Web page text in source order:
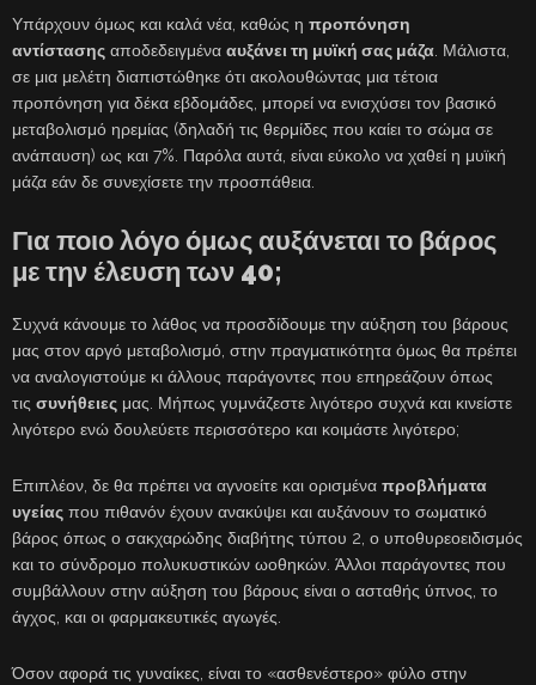
Υπάρχουν όμως και καλά νέα, καθώς η προπόνηση
αντίστασης αποδεδειγμένα αυξάνει τη μυϊκή σας μάζα . Μάλιστα,
σε μια μελέτη διαπιστώθηκε ότι ακολουθώντας μια τέτοια
προπόνηση για δέκα εβδομάδες, μπορεί να ενισχύσει τον βασικό
μεταβολισμό ηρεμίας (δηλαδή τις θερμίδες που καίει το σώμα σε
ανάπαυση) ως και 7%. Παρόλα αυτά, είναι εύκολο να χαθεί η μυϊκή
μάζα εάν δε συνεχίσετε την προσπάθεια.
Για ποιο λόγο όμως αυξάνεται το βάρος
με την έλευση των 40;
Συχνά κάνουμε το λάθος να προσδίδουμε την αύξηση του βάρους
μας στον αργό μεταβολισμό, στην πραγματικότητα όμως θα πρέπει
να αναλογιστούμε κι άλλους παράγοντες που επηρεάζουν όπως
τις συνήθειες μας. Μήπως γυμνάζεστε λιγότερο συχνά και κινείστε
λιγότερο ενώ δουλεύετε περισσότερο και κοιμάστε λιγότερο;
Επιπλέον, δε θα πρέπει να αγνοείτε και ορισμένα προβλήματα
υγείας που πιθανόν έχουν ανακύψει και αυξάνουν το σωματικό
βάρος όπως ο σακχαρώδης διαβήτης τύπου 2, ο υποθυρεοειδισμός
και το σύνδρομο πολυκυστικών ωοθηκών. Άλλοι παράγοντες που
συμβάλλουν στην αύξηση του βάρους είναι ο ασταθής ύπνος, το
άγχος, και οι φαρμακευτικές αγωγές.
Όσον αφορά τις γυναίκες, είναι το «ασθενέστερο» φύλο στην